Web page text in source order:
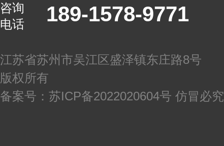
咨询
电话
189-1578-9771
江苏省苏州市吴江区盛泽镇东庄路8号
版权所有
备案号： 苏ICP备2022020604号 仿冒必究